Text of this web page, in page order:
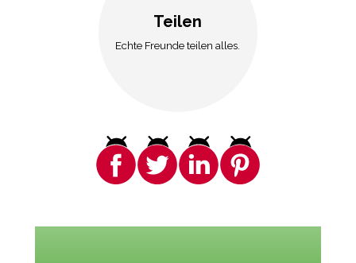
Teilen
Echte Freunde teilen alles.